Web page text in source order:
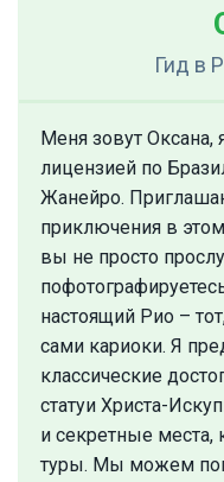
Гид в
Меня зовут Оксана,
лицензией по
Жанейро.
приключения в
вы не просто
настоящий Рио –
сами кариоки. Я
классические
статуи Христа-
и секретные места,
туры. Мы можем